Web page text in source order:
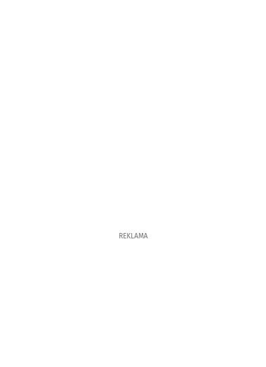
REKLAMA